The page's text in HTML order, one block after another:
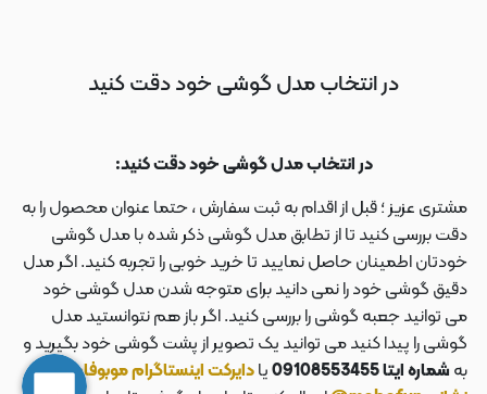
در انتخاب مدل گوشی خود دقت کنید
در انتخاب مدل گوشی خود دقت کنید:
مشتری عزیز ؛ قبل از اقدام به ثبت سفارش ، حتما عنوان محصول را به
دقت بررسی کنید تا از تطابق مدل گوشی ذکر شده با مدل گوشی
خودتان اطمینان حاصل نمایید تا خرید خوبی را تجربه کنید. اگر مدل
دقیق گوشی خود را نمی دانید برای متوجه شدن مدل گوشی خود
می توانید جعبه گوشی را بررسی کنید. اگر باز هم نتوانستید مدل
گوشی را پیدا کنید می توانید یک تصویر از پشت گوشی خود بگیرید و
به شماره ایتا 09108553455 یادایرکت اینستاگرام موبوفان به